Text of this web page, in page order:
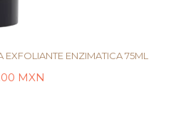
EXFOLIANTE ENZIMATICA 75ML
MXN